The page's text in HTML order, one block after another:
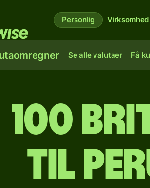
Personlig Virksomhed
Se alle valutaer Få
100
til